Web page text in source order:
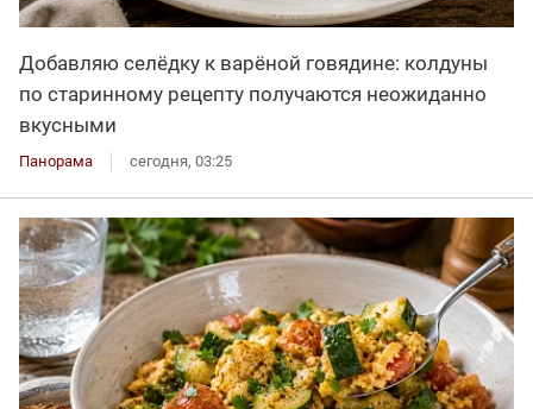
Добавляю селёдку к варёной говядине: колдуны
по старинному рецепту получаются неожиданно
вкусными
Панорама сегодня, 03:25